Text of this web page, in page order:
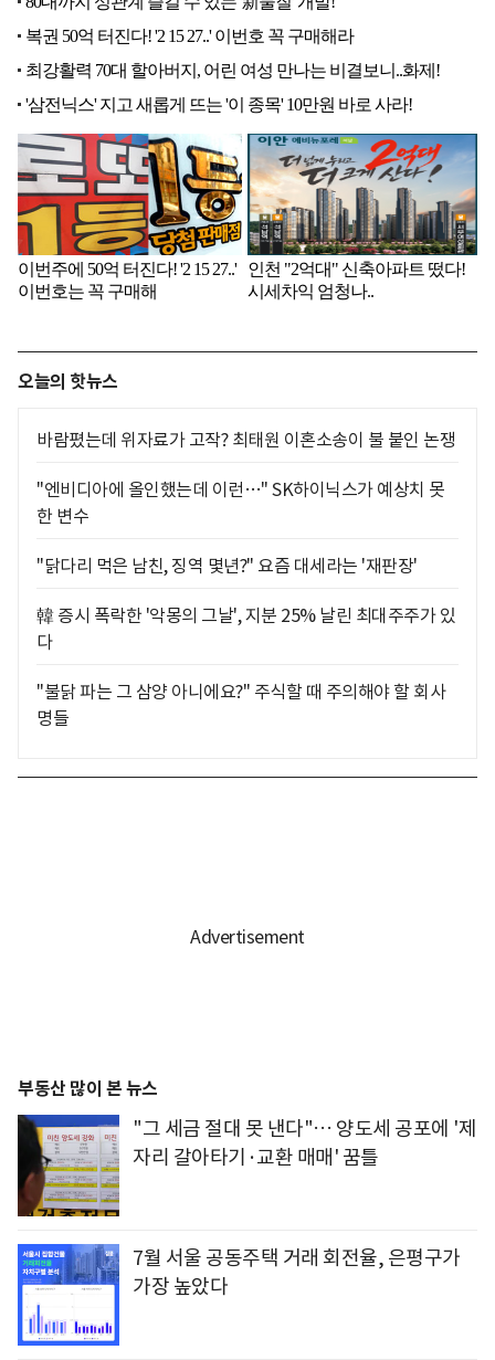
오늘의 핫뉴스
바람폈는데 위자료가 고작? 최태원 이혼소송이 불 붙인 논쟁
"엔비디아에 올인했는데 이런…" SK하이닉스가 예상치 못
한 변수
"닭다리 먹은 남친, 징역 몇년?" 요즘 대세라는 '재판장'
韓 증시 폭락한 '악몽의 그날', 지분 25% 날린 최대주주가 있
다
"불닭 파는 그 삼양 아니에요?" 주식할 때 주의해야 할 회사
명들
부동산 많이 본 뉴스
"그 세금 절대 못 낸다"… 양도세 공포에 '제
자리 갈아타기·교환 매매' 꿈틀
7월 서울 공동주택 거래 회전율, 은평구가
가장 높았다